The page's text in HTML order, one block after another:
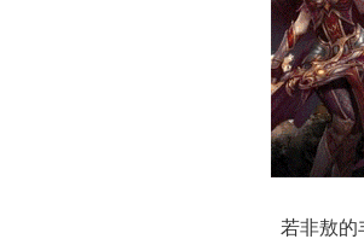
若非敖的